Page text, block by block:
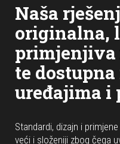
Naša
originalna,
te
uređajima i
Standardi, dizajn i
veći i složeniji zbog čega